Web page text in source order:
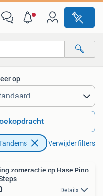
op
Verwijder filters
zomeractie op Hase Pino
Details